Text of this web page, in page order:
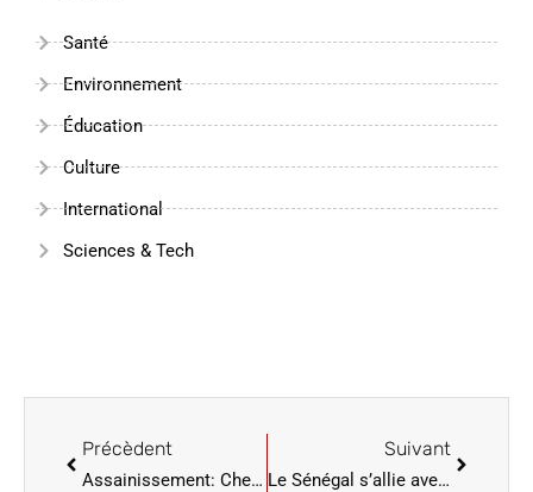
Santé
Environnement
Éducation
Culture
International
Sciences & Tech
Précèdent
Assainissement: Cheikh tidiane Dieye en vvisite des chantiers dans le Sine Saloum
Suivant
Le Sénégal s’allie avec la FAO pour un projet de résilience climatique